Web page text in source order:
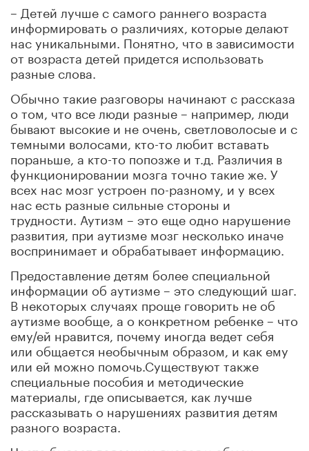
– Детей лучше с самого раннего возраста
информировать о различиях, которые делают
нас уникальными. Понятно, что в зависимости
от возраста детей придется использовать
разные слова.
Обычно такие разговоры начинают с рассказа
о том, что все люди разные – например, люди
бывают высокие и не очень, светловолосые и с
темными волосами, кто-то любит вставать
пораньше, а кто-то попозже и т.д. Различия в
функционировании мозга точно такие же. У
всех нас мозг устроен по-разному, и у всех
нас есть разные сильные стороны и
трудности. Аутизм – это еще одно нарушение
развития, при аутизме мозг несколько иначе
воспринимает и обрабатывает информацию.
Предоставление детям более специальной
информации об аутизме – это следующий шаг.
В некоторых случаях проще говорить не об
аутизме вообще, а о конкретном ребенке – что
ему/ей нравится, почему иногда ведет себя
или общается необычным образом, и как ему
или ей можно помочь.Существуют также
специальные пособия и методические
материалы, где описывается, как лучше
рассказывать о нарушениях развития детям
разного возраста.